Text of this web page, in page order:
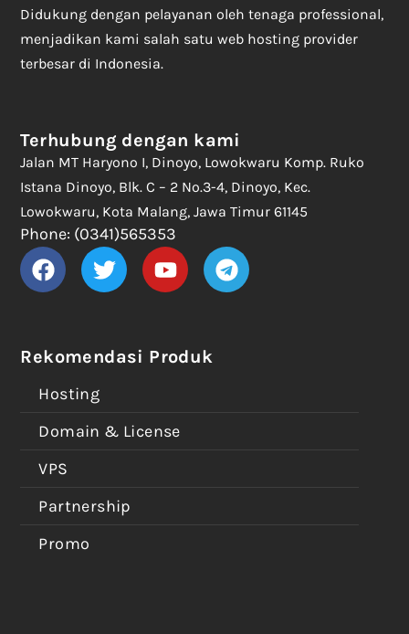
Didukung dengan pelayanan oleh tenaga professional,
menjadikan kami salah satu web hosting provider
terbesar di Indonesia.
Rekomendasi Produk
Hosting
Domain & License
VPS
Partnership
Promo
Terhubung dengan kami
Jalan MT Haryono I, Dinoyo, Lowokwaru Komp. Ruko
Istana Dinoyo, Blk. C – 2 No.3-4, Dinoyo, Kec.
Lowokwaru, Kota Malang, Jawa Timur 61145
Phone: (0341)565353